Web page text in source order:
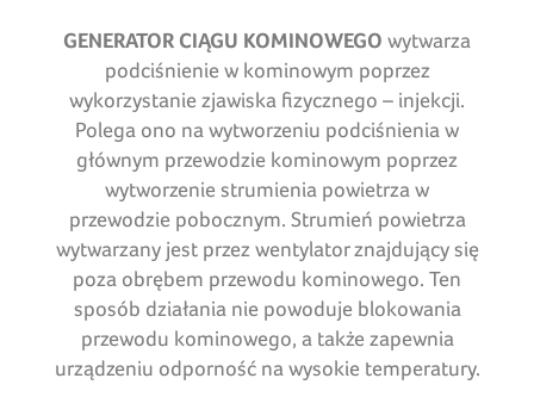
GENERATOR CIĄGU KOMINOWEGO wytwarza
podciśnienie w kominowym poprzez
wykorzystanie zjawiska fizycznego – injekcji.
Polega ono na wytworzeniu podciśnienia w
głównym przewodzie kominowym poprzez
wytworzenie strumienia powietrza w
przewodzie pobocznym. Strumień powietrza
wytwarzany jest przez wentylator znajdujący się
poza obrębem przewodu kominowego. Ten
sposób działania nie powoduje blokowania
przewodu kominowego, a także zapewnia
urządzeniu odporność na wysokie temperatury.